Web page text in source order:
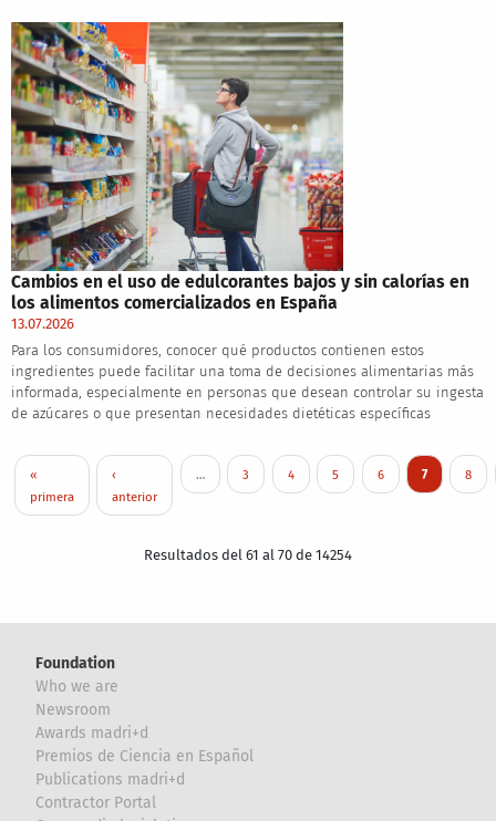
Cambios en el uso de edulcorantes bajos y sin calorías en
los alimentos comercializados en España
13.07.2026
Para los consumidores, conocer qué productos contienen estos
ingredientes puede facilitar una toma de decisiones alimentarias más
informada, especialmente en personas que desean controlar su ingesta
de azúcares o que presentan necesidades dietéticas específicas
Pagination
First page
«
primera
Previous page
‹
anterior
… Page
3 Page
4 Page
5 Page
6 Current
7 Page
8
Resultados del 61 al 70 de 14254
Foundation
Who we are
Newsroom
Awards madri+d
Premios de Ciencia en Español
Publications madri+d
Contractor Portal